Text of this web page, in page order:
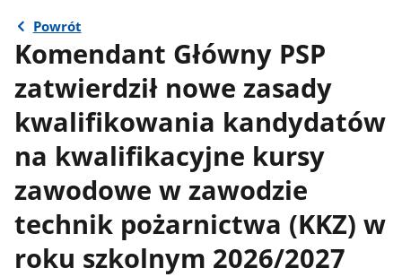
Powrót
Komendant Główny PSP
zatwierdził nowe zasady
kwalifikowania kandydatów
na kwalifikacyjne kursy
zawodowe w zawodzie
technik pożarnictwa (KKZ) w
roku szkolnym 2026/2027